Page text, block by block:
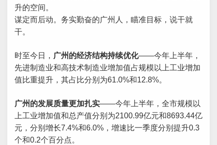
升的空间。
谋定而后动。务实勤奋的广州人，瞄准目标，说干就
干。
时至今日， 广州的经济结构持续优化——今年上半年，
先进制造业和高技术制造业增加值占规模以上工业增加
值比重提升，其占比分别为61.0%和12.8%。
广州的发展质量更加扎实——今年上半年，全市规模以
上工业增加值和总产值分别为2100.99亿元和8693.44亿
元，分别增长7.4%和6.0%，增速比一季度分别提升0.3
个和0.2个百分点。